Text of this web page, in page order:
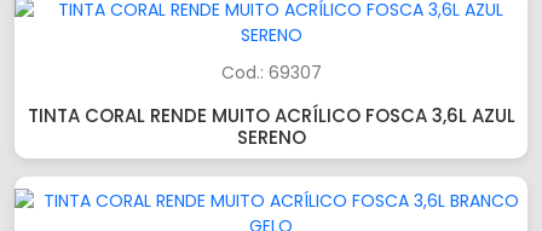
Cod.: 69307
TINTA CORAL RENDE MUITO ACRÍLICO FOSCA 3,6L AZUL
SERENO